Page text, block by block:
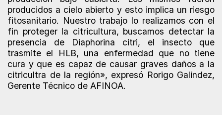
producidos a cielo abierto y esto implica un riesgo
fitosanitario. Nuestro trabajo lo realizamos con el
fin proteger la citricultura, buscamos detectar la
presencia de Diaphorina citri, el insecto que
trasmite el HLB, una enfermedad que no tiene
cura y que es capaz de causar graves daños a la
citricultra de la región», expresó Rorigo Galindez,
Gerente Técnico de AFINOA.